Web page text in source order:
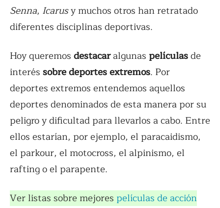
Senna, Icarusy muchos otros han retratado
diferentes disciplinas deportivas.
Hoy queremosdestacaralgunas películasde
interéssobre deportes extremos. Por
deportes extremos entendemos aquellos
deportes denominados de esta manera por su
peligro y dificultad para llevarlos a cabo. Entre
ellos estarían, por ejemplo, el paracaidismo,
el parkour, el motocross, el alpinismo, el
rafting o el parapente.
Ver listas sobre mejores películas de acción